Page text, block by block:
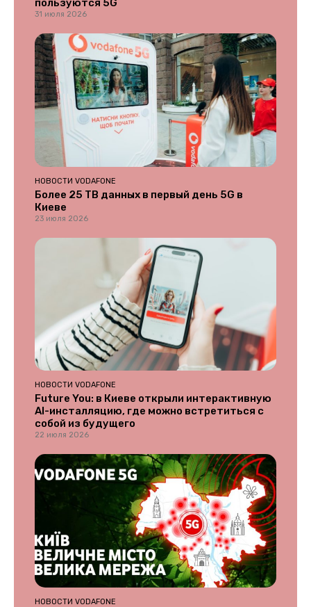
пользуются 5G
31 июля 2026
НОВОСТИ VODAFONE
Более 25 ТВ данных в первый день 5G в
Киеве
23 июля 2026
НОВОСТИ VODAFONE
Future You: в Киеве открыли интерактивную
AI-инсталляцию, где можно встретиться с
собой из будущего
22 июля 2026
НОВОСТИ VODAFONE